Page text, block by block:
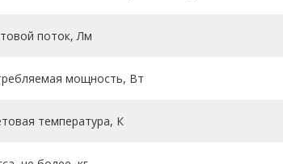
поток, Лм
мощность, Вт
температура, К